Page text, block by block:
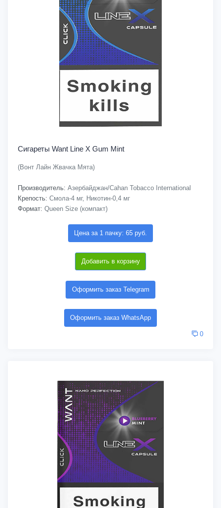
Сигареты Want Line X Gum Mint
(Вонт Лайн Жвачка Мята)
Производитель: Азербайджан/Cahan Tobacco International
Крепость: Смола-4 мг, Никотин-0,4 мг
Формат: Queen Size (компакт)
Цена за 1 пачку: 65 руб.
Добавить в корзину
Оформить заказ Telegram
Оформить заказ WhatsApp
0